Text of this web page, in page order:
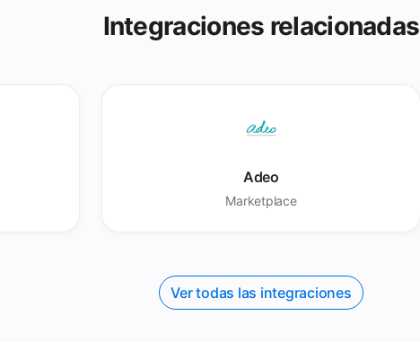
Integraciones relacionadas
Adeo
Marketplace
Ver todas las integraciones